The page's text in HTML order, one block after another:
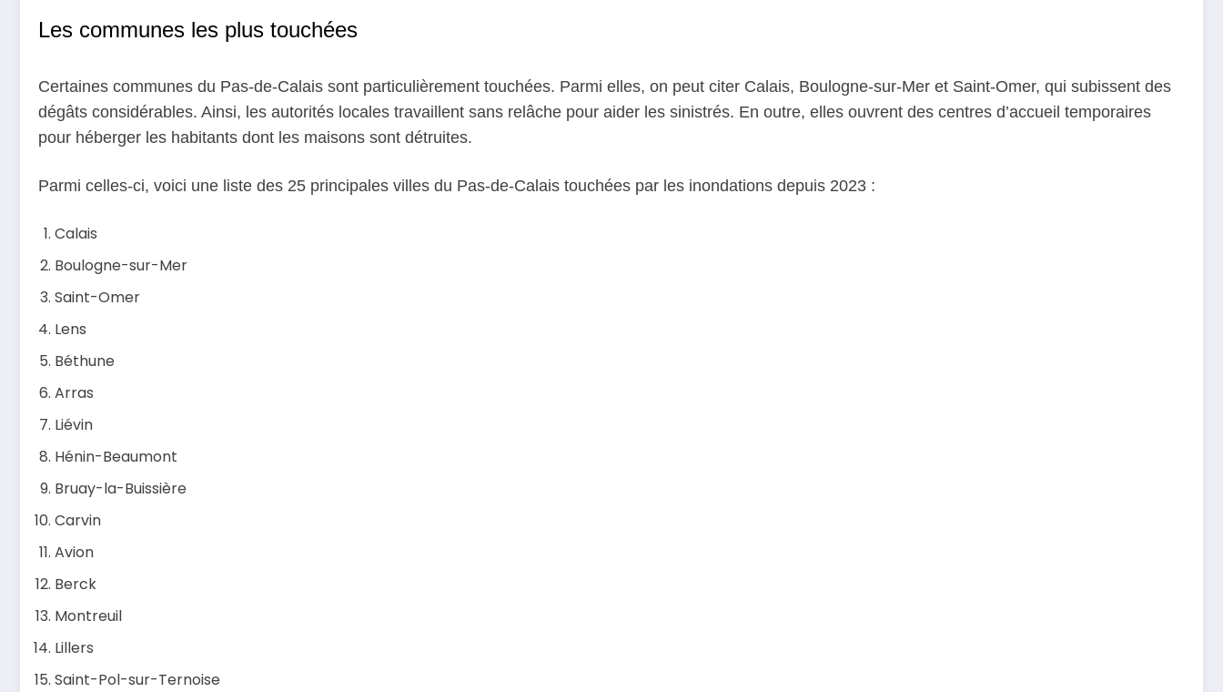
Les communes les plus touchées
Certaines communes du Pas-de-Calais sont particulièrement touchées. Parmi elles, on peut citer Calais, Boulogne-sur-Mer et Saint-Omer, qui subissent des
dégâts considérables. Ainsi, les autorités locales travaillent sans relâche pour aider les sinistrés. En outre, elles ouvrent des centres d’accueil temporaires
pour héberger les habitants dont les maisons sont détruites.
Parmi celles-ci, voici une liste des 25 principales villes du Pas-de-Calais touchées par les inondations depuis 2023 :
Calais
Boulogne-sur-Mer
Saint-Omer
Lens
Béthune
Arras
Liévin
Hénin-Beaumont
Bruay-la-Buissière
Carvin
Avion
Berck
Montreuil
Lillers
Saint-Pol-sur-Ternoise